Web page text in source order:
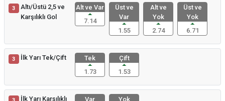
3
Altı/Üstü 2,5 ve
Karşılıklı Gol
Alt ve Var
7.14
Üst ve
Var
1.55
Alt ve
Yok
2.74
Üst ve
Yok
6.71
3 İlk Yarı Tek/Çift
Tek
1.73
Çift
1.53
İlk Yarı Karşılıklı
Var
Yok